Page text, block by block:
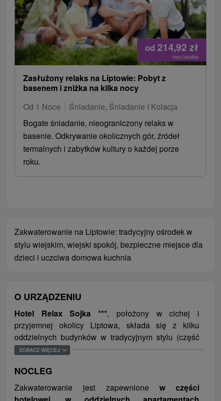
od 214,92 zł
/noc/osoba
Zasłużony relaks na Liptowie: Pobyt z
basenem i zniżka na kilka nocy
Od 1 Noce
Śniadanie, Śniadanie I Kolacja
Bogate śniadanie, nieograniczony relaks w
basenie. Odkrywanie okolicznych gór, źródeł
termalnych i zabytków kultury o każdej porze
roku.
Zakwaterowanie na Liptowie: tradycyjny ośrodek w
stylu wiejskim, wiejski spokój, bezpieczne miejsce dla
dzieci i uczciwa domowa kuchnia
O URZĄDZENIU
Hotel Relax Sojka ***, położony w cichej i
przyjemnej okolicy Liptowa, składa się z kilku
oddzielnych budynków w tradycyjnym stylu (część
hotelowa, apartamenty z własnym tarasem i
bali), które są starannie wkomponowane w pięknie
zagospodarowany ogród. Oferuje połączenie
wysokiej jakości zakwaterowania, doskonałych
ZOBACZ WIĘCEJ
NOCLEG
Zakwaterowanie jest zapewnione w części